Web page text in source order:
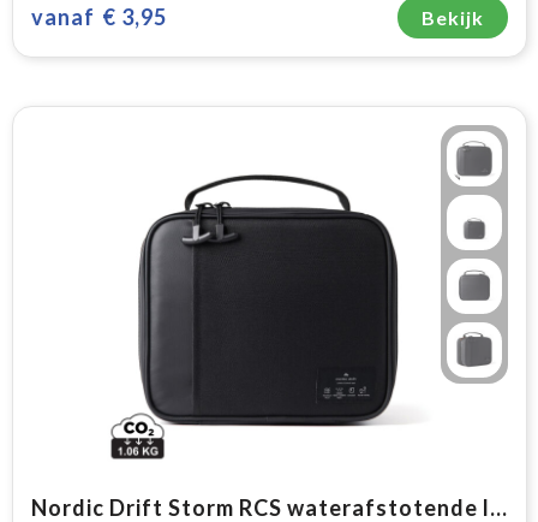
vanaf € 3,95 Bekijk
Nordic Drift Storm RCS waterafstotende lunchtas